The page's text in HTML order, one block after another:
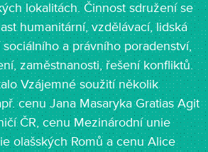
lokalitách. Činnost sdružení se
humanitární, vzdělávací, lidská
a právního poradenství,
zaměstnanosti, řešení konfliktů.
Vzájemné soužití několik
cenu Jana Masaryka Gratias Agit
ČR, cenu Mezinárodní unie
olašských Romů a cenu Alice